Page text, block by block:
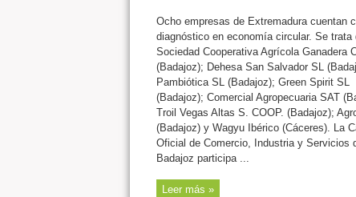
Ocho empresas de Extremadura cuentan
diagnóstico en economía circular. Se trata
Sociedad Cooperativa Agrícola Ganadera
(Badajoz); Dehesa San Salvador SL
Pambiótica SL (Badajoz); Green Spirit SL
(Badajoz); Comercial Agropecuaria SAT
Troil Vegas Altas S. COOP. (Badajoz);
(Badajoz) y Wagyu Ibérico (Cáceres). La
Oficial de Comercio, Industria y Servicios
Badajoz participa ...
Leer más »